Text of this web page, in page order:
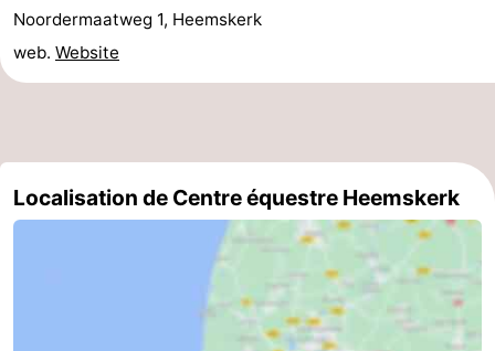
Septentrionale
-
Duinen
aan
Bergen
-
Noordermaatweg 1, Heemskerk
web. Website
Localisation de Centre équestre Heemskerk